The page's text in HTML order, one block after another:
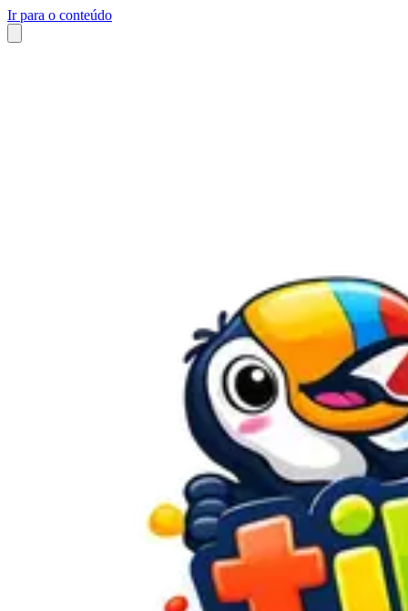
Ir para o conteúdo